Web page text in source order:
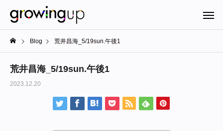
Blog 荒井昌海_5/19sun.午後1
荒井昌海_5/19sun.午後1
2023.12.20